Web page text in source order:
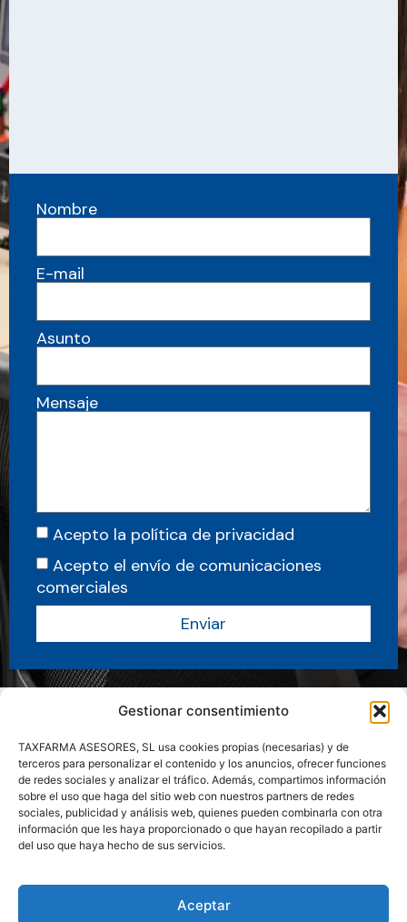
Gestionar consentimiento
TAXFARMA ASESORES, SL usa cookies propias (necesarias) y de
terceros para personalizar el contenido y los anuncios, ofrecer funciones
de redes sociales y analizar el tráfico. Además, compartimos información
sobre el uso que haga del sitio web con nuestros partners de redes
sociales, publicidad y análisis web, quienes pueden combinarla con otra
información que les haya proporcionado o que hayan recopilado a partir
del uso que haya hecho de sus servicios.
Aceptar
Nombre
E-mail
Asunto
Mensaje
Acepto la política de privacidad
Acepto el envío de comunicaciones
comerciales
Enviar
Sobre nosotros